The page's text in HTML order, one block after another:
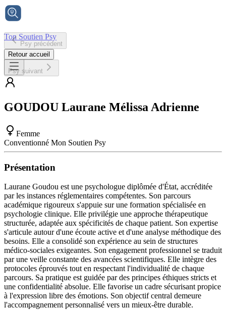
Ton Soutien Psy
Accueil
Psy précédent
Retour accueil
Psy suivant
GOUDOU Laurane Mélissa Adrienne
Femme
Conventionné Mon Soutien Psy
Présentation
Laurane Goudou est une psychologue diplômée d'État, accréditée
par les instances réglementaires compétentes. Son parcours
académique rigoureux s'appuie sur une formation spécialisée en
psychologie clinique. Elle privilégie une approche thérapeutique
structurée, adaptée aux spécificités de chaque patient. Son expertise
s'articule autour d'une écoute active et d'une analyse méthodique des
besoins. Elle a consolidé son expérience au sein de structures
médico-sociales exigeantes. Son engagement professionnel se traduit
par une veille constante des avancées scientifiques. Elle intègre des
protocoles éprouvés tout en respectant l'individualité de chaque
parcours. Sa pratique est guidée par des principes éthiques stricts et
une confidentialité absolue. Elle favorise un cadre sécurisant propice
à l'expression libre des émotions. Son objectif central demeure
l'accompagnement personnalisé vers un mieux-être durable.